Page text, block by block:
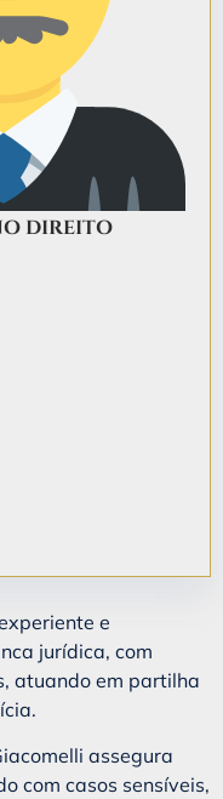
DIREITO
e
jurídica, com
atuando em partilha
assegura
com casos sensíveis,